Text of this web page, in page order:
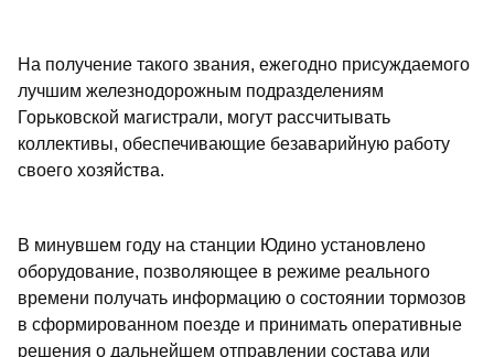
На получение такого звания, ежегодно присуждаемого
лучшим железнодорожным подразделениям
Горьковской магистрали, могут рассчитывать
коллективы, обеспечивающие безаварийную работу
своего хозяйства.
В минувшем году на станции Юдино установлено
оборудование, позволяющее в режиме реального
времени получать информацию о состоянии тормозов
в сформированном поезде и принимать оперативные
решения о дальнейшем отправлении состава или